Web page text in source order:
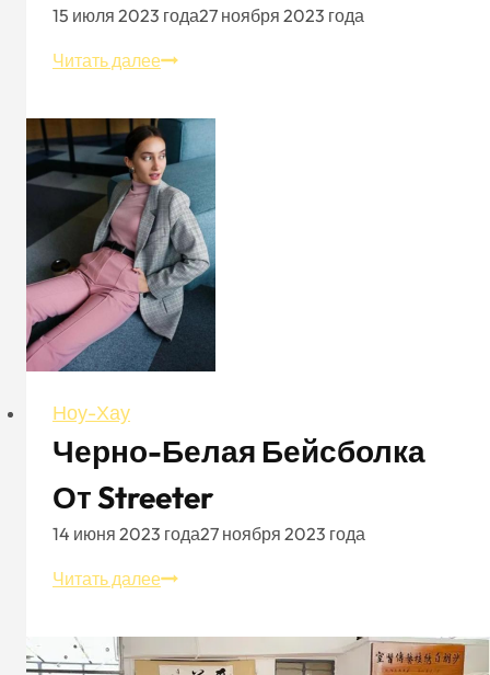
15 июля 2023 года27 ноября 2023 года
Читать далееМодная
ведро
из
полиэстера
Ноу-Хау
Черно-Белая Бейсболка
От Streeter
14 июня 2023 года27 ноября 2023 года
Читать далееЧерно-
бейсболка
от